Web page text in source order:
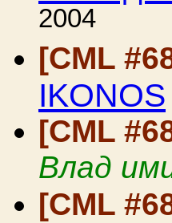
2004
[CML
IKONOS
[CML
Влад
[CML